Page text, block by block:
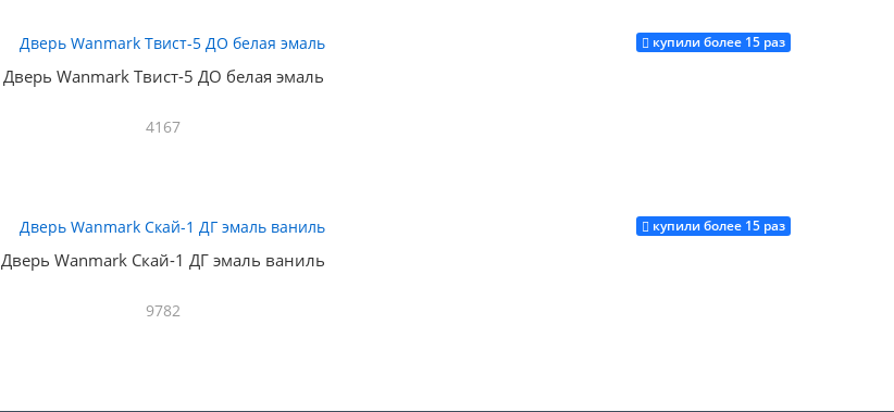
Купить
купили более 15 раз
Дверь Wanmark Твист-5 ДО белая эмаль
4167
Купить
купили более 15 раз
Дверь Wanmark Скай-1 ДГ эмаль ваниль
9782